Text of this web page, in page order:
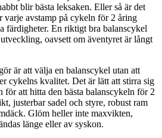
blir bästa leksaken. Eller så är det
varje avstamp på cykeln för 2 åring
färdigheter. En riktigt bra balanscykel
oavsett om äventyret är långt
är att välja en balanscykel utan att
cykelns kvalitet. Det är lätt att stirra sig
för att hitta den bästa balanscykeln för 2
justerbar sadel och styre, robust ram
Glöm heller inte maxvikten,
länge eller av syskon.